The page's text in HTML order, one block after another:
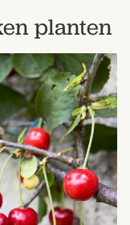
planten